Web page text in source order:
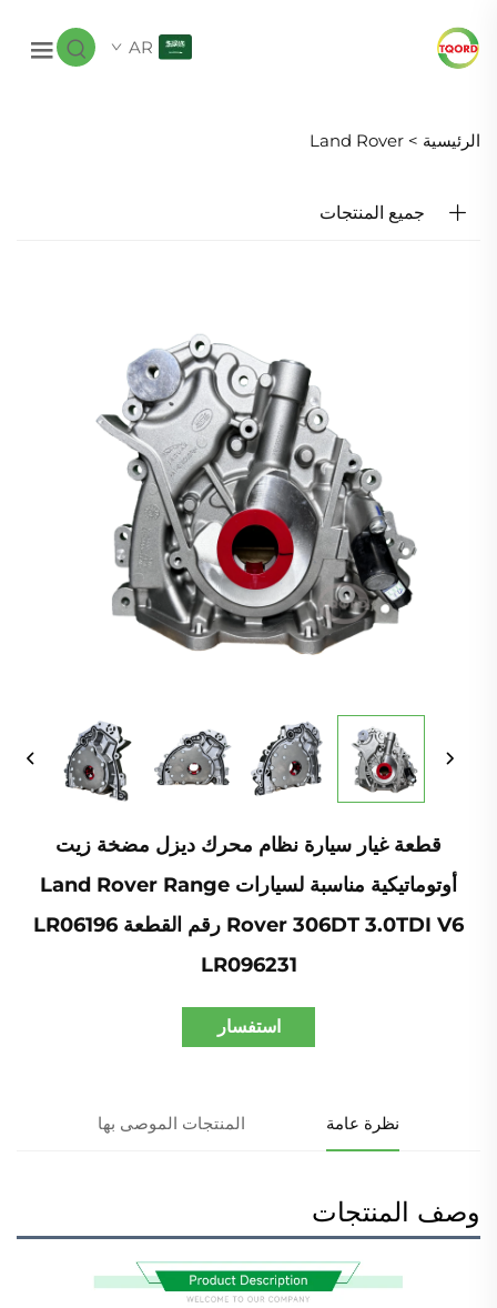
AR
الرئيسية > Land Rover
جميع المنتجات
قطعة غيار سيارة نظام محرك ديزل مضخة زيت
أوتوماتيكية مناسبة لسيارات Land Rover Range
Rover 306DT 3.0TDI V6 رقم القطعة LR06196
LR096231
استفسار
نظرة عامة المنتجات الموصى بها
وصف المنتجات